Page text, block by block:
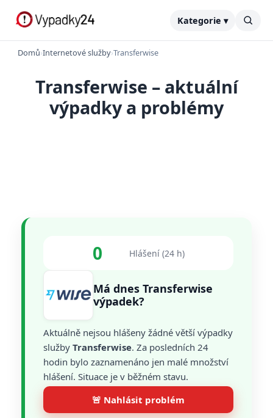
Kategorie ▾
Domů›Internetové služby›Transferwise
Transferwise – aktuální
výpadky a problémy
0 Hlášení (24 h)
Má dnes Transferwise
výpadek?
Aktuálně nejsou hlášeny žádné větší výpadky
služby Transferwise. Za posledních 24
hodin bylo zaznamenáno jen malé množství
hlášení. Situace je v běžném stavu.
🚨 Nahlásit problém